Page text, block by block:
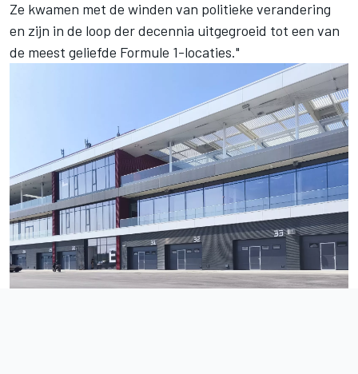
Ze kwamen met de winden van politieke verandering
en zijn in de loop der decennia uitgegroeid tot een van
de meest geliefde Formule 1-locaties."